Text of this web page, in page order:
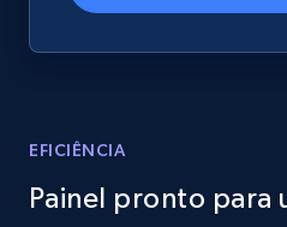
2.1K+ 355+
EFICIÊNCIA
Painel pronto para